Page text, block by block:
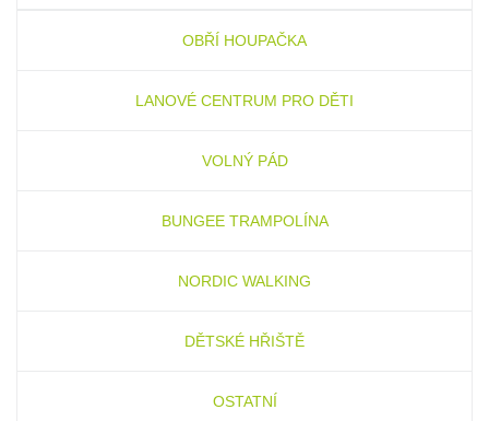
OBŘÍ HOUPAČKA
LANOVÉ CENTRUM PRO DĚTI
VOLNÝ PÁD
BUNGEE TRAMPOLÍNA
NORDIC WALKING
DĚTSKÉ HŘIŠTĚ
OSTATNÍ